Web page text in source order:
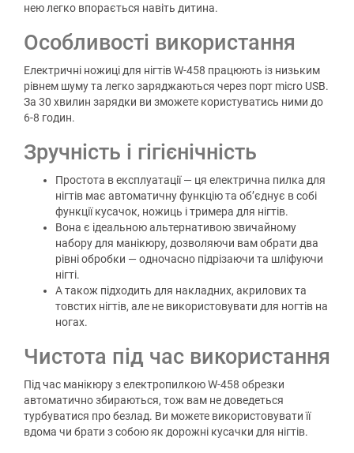
нею легко впорається навіть дитина.
Особливості використання
Електричні ножиці для нігтів W-458 працюють із низьким
рівнем шуму та легко заряджаються через порт micro USB.
За 30 хвилин зарядки ви зможете користуватись ними до
6-8 годин.
Зручність і гігієнічність
Простота в експлуатації — ця електрична пилка для
нігтів має автоматичну функцію та об’єднує в собі
функції кусачок, ножиць і тримера для нігтів.
Вона є ідеальною альтернативою звичайному
набору для манікюру, дозволяючи вам обрати два
рівні обробки — одночасно підрізаючи та шліфуючи
нігті.
А також підходить для накладних, акрилових та
товстих нігтів, але не використовувати для ногтів на
ногах.
Чистота під час використання
Під час манікюру з електропилкою W-458 обрезки
автоматично збираються, тож вам не доведеться
турбуватися про безлад. Ви можете використовувати її
вдома чи брати з собою як дорожні кусачки для нігтів.